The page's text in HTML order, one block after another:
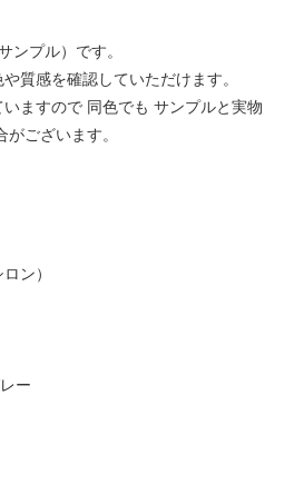
ンプル）です。
質感を確認していただけます。
ますので 同色でも サンプルと実物
ございます。
ン）
ー